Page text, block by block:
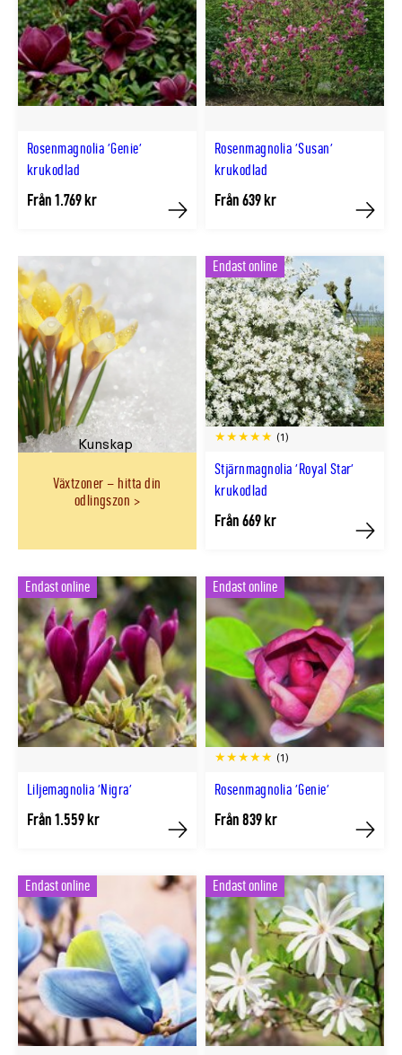
Rosenmagnolia 'Genie'
krukodlad
Från 1.769 kr
Köp
Rosenmagnolia 'Susan'
krukodlad
Från 639 kr
Köp
Kunskap
Växtzoner – hitta din
odlingszon
Stjärnmagnolia 'Royal Star'
krukodlad
(1)
Endast online
Från 669 kr
Köp
Liljemagnolia 'Nigra'
Endast online
Från 1.559 kr
Köp
Rosenmagnolia 'Genie'
(1)
Endast online
Från 839 kr
Köp
Endast online Endast online